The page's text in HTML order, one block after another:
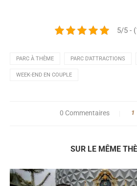
5/5 -
PARC À THÈME PARC D'ATTRACTIONS
WEEK-END EN COUPLE
0 Commentaires 1
SUR LE MÊME